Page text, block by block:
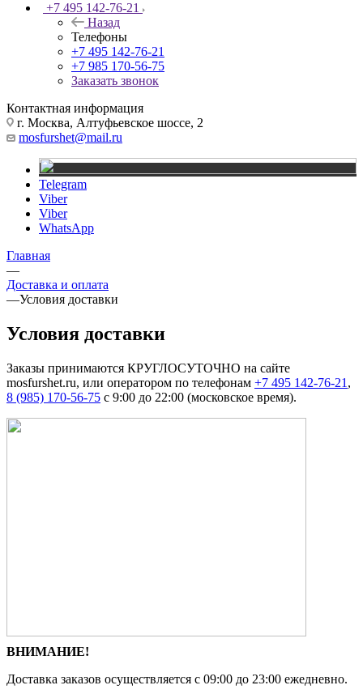
+7 495 142-76-21
Назад
Телефоны
+7 495 142-76-21
+7 985 170-56-75
Заказать звонок
Контактная информация
г. Москва, Алтуфьевское шоссе, 2
mosfurshet@mail.ru
Telegram
Viber
Viber
WhatsApp
Главная
—
Доставка и оплата
—Условия доставки
Условия доставки
Заказы принимаются КРУГЛОСУТОЧНО на сайте
mosfurshet.ru, или оператором по телефонам +7 495 142-76-21 ,
8 (985) 170-56-75 с 9:00 до 22:00 (московское время).
ВНИМАНИЕ!
Доставка заказов осуществляется с 09:00 до 23:00 ежедневно.